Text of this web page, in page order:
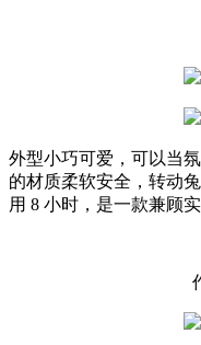
外型小巧可爱，可以当
的材质柔软安全，转动
用 8 小时，是一款兼顾